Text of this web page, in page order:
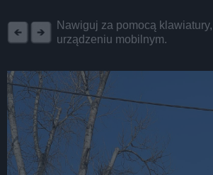
Nawiguj za pomocą
urządzeniu mobilnym.